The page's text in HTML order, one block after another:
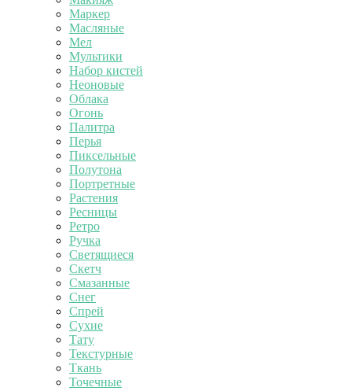
Маркер
Масляные
Мел
Мультики
Набор кистей
Неоновые
Облака
Огонь
Палитра
Перья
Пиксельные
Полутона
Портретные
Растения
Ресницы
Ретро
Ручка
Светящиеся
Скетч
Смазанные
Снег
Спрей
Сухие
Тату
Текстурные
Ткань
Точечные